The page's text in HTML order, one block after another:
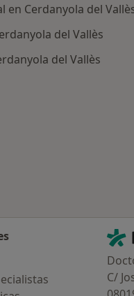
en Cerdanyola del
del Vallès
del Vallès
C/